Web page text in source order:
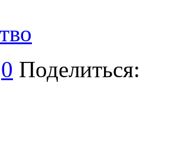
0 Поделиться: